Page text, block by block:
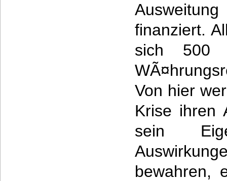
finanziert.
sich 500
Von hier
Krise ihren
sein
bewahren,